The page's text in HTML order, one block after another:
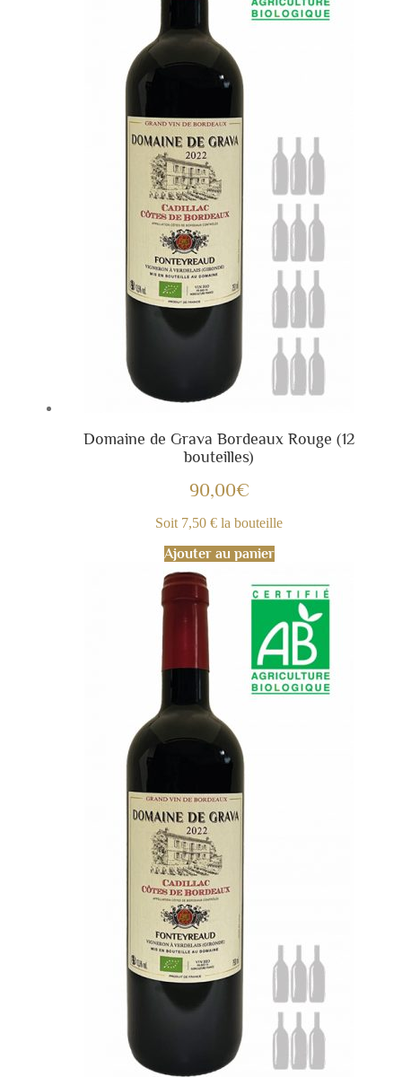
Domaine de Grava Bordeaux Rouge (12
bouteilles)
90,00€
Soit 7,50 € la bouteille
Ajouter au panier